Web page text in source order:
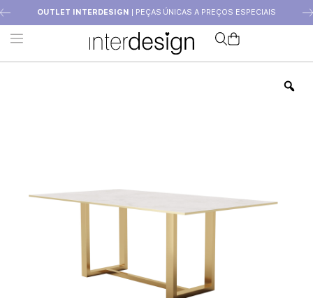
OUTLET INTERDESIGN | PEÇAS ÚNICAS A PREÇOS ESPECIAIS